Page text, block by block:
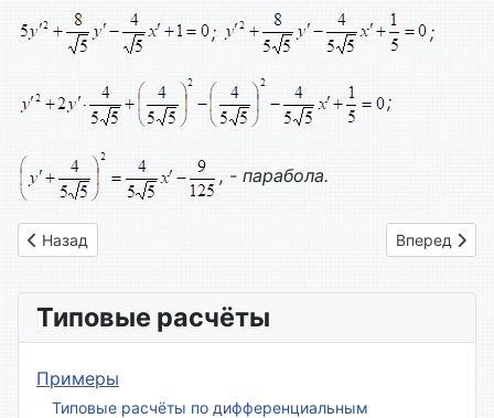
; ;
;
, - парабола.
Предыдущий: Вариант № 22
Назад Следующий:
Вперед
Типовые расчёты
Примеры
Типовые расчёты по дифференциальным